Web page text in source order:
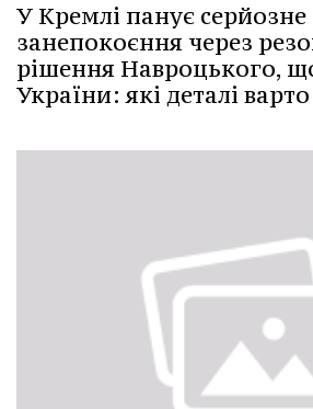
У Кремлі панує серйозне
занепокоєння через
рішення Навроцького,
України: які деталі